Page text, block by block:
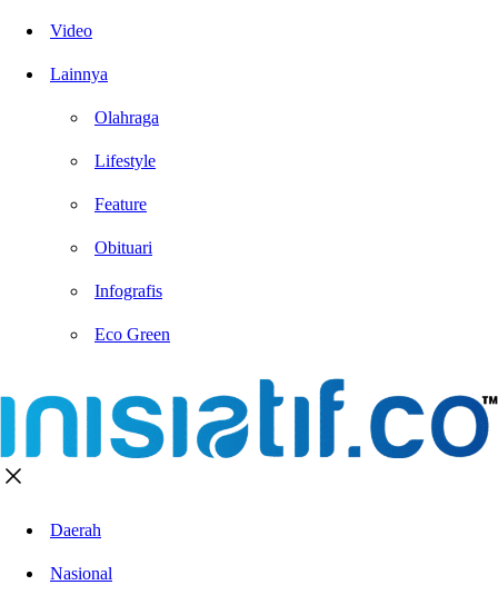
Video
Lainnya
Olahraga
Lifestyle
Feature
Obituari
Infografis
Eco Green
Daerah
Nasional